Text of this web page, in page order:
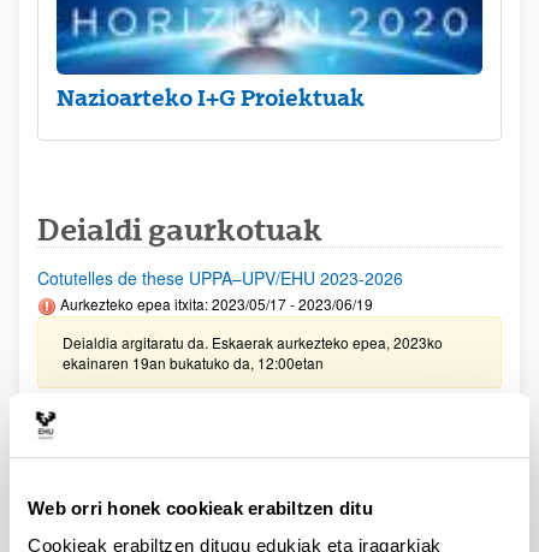
Web orri honek cookieak erabiltzen ditu
Cookieak erabiltzen ditugu edukiak eta iragarkiak
Nazioarteko I+G Proiektuak
Deialdi gaurkotuak
Cotutelles de these UPPA–UPV/EHU 2023-2026
Aurkezteko epea itxita: 2023/05/17 - 2023/06/19
Deialdia argitaratu da. Eskaerak aurkezteko epea, 2023ko
ekainaren 19an bukatuko da, 12:00etan
UPV/EHU eta Vital Fundazioaren arteko ikerketa
proiektuetarako deialdia 2023
2023/05/31 Emandako eta ukatutako eskaeren behin betiko